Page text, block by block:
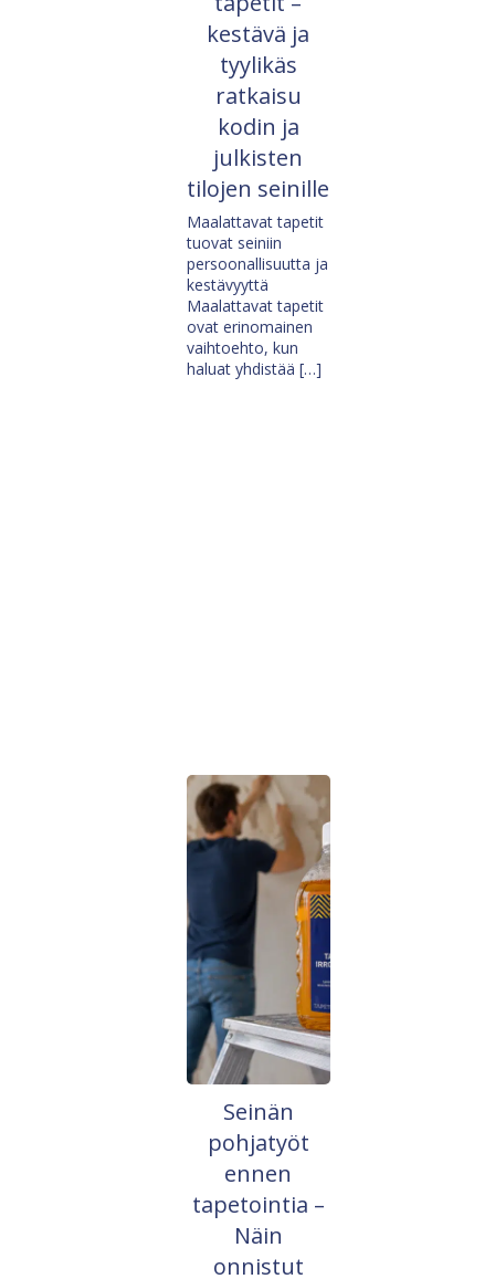
kestävä ja
tyylikäs
ratkaisu
kodin ja
julkisten
tilojen seinille
Maalattavat tapetit
tuovat seiniin
persoonallisuutta ja
kestävyyttä
Maalattavat tapetit
ovat erinomainen
vaihtoehto, kun
haluat yhdistää […]
Seinän
pohjatyöt
ennen
tapetointia –
Näin
onnistut